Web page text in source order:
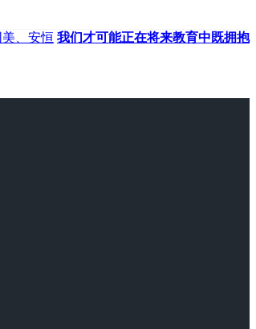
、安恒 我们才可能正在将来教育中既拥抱